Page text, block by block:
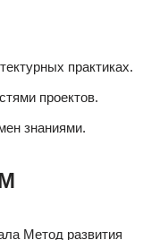
практиках.
проектов.
знаниями.
Метод развития